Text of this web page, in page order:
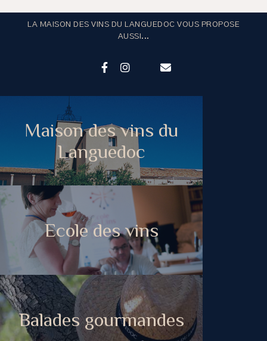
LA MAISON DES VINS DU LANGUEDOC VOUS PROPOSE
AUSSI...
Maison des vins du
Languedoc
Ecole des vins
Balades gourmandes